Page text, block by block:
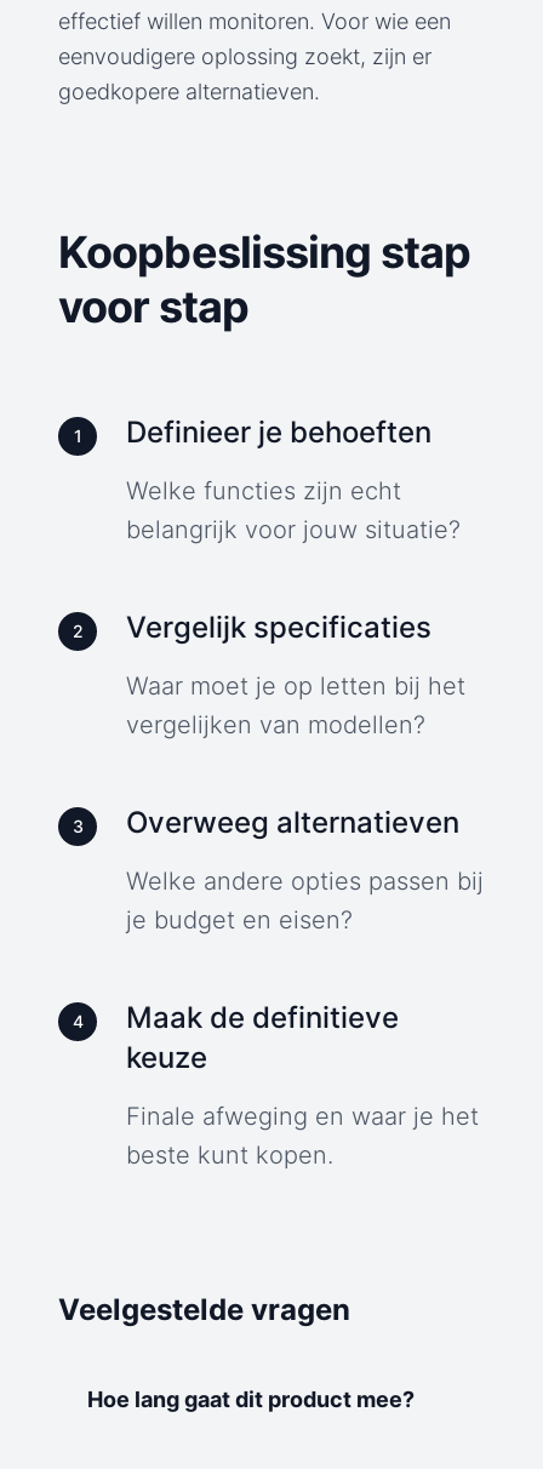
effectief willen monitoren. Voor wie een
eenvoudigere oplossing zoekt, zijn er
goedkopere alternatieven.
Koopbeslissing stap
voor stap
1 Definieer je behoeften
Welke functies zijn echt
belangrijk voor jouw situatie?
2 Vergelijk specificaties
Waar moet je op letten bij het
vergelijken van modellen?
3 Overweeg alternatieven
Welke andere opties passen bij
je budget en eisen?
4
Maak de definitieve
keuze
Finale afweging en waar je het
beste kunt kopen.
Veelgestelde vragen
Hoe lang gaat dit product mee?